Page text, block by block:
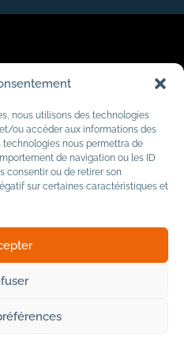
nous utilisons des technologies
ou accéder aux informations des
nous permettra de
de navigation ou les ID
consentir ou de retirer son
sur certaines caractéristiques et